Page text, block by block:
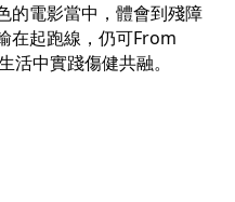
的電影當中，體會到殘障
在起跑線，仍可From
中實踐傷健共融。